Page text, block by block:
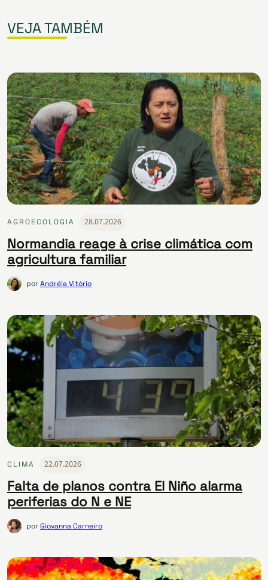
VEJA TAMBÉM
AGROECOLOGIA 28.07.2026
Normandia reage à crise climática com
agricultura familiar
porAndréia Vitório
CLIMA 22.07.2026
Falta de planos contra El Niño alarma
periferias do N e NE
porGiovanna Carneiro